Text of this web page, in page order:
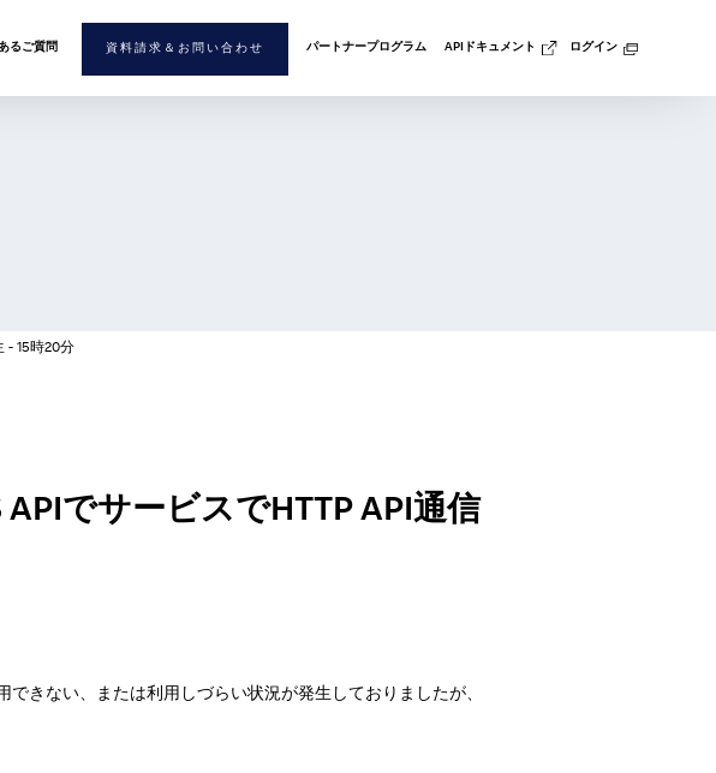
るご質問 資料請求＆お問い合わせ パートナープログラム APIドキュメント ログイン
- 15時20分
APIでサービスでHTTP API通信
きない、または利用しづらい状況が発生しておりましたが、